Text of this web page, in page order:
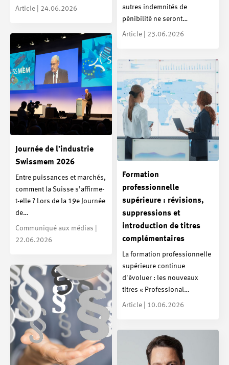
Article | 24.06.2026
autres indemnités de
pénibilité ne seront…
Article | 23.06.2026
Journée de l’industrie
Swissmem 2026
Entre puissances et marchés,
comment la Suisse s’affirme-
t-elle ? Lors de la 19e Journée
de…
Communiqué aux médias |
22.06.2026
Formation
professionnelle
supérieure : révisions,
suppressions et
introduction de titres
complémentaires
La formation professionnelle
supérieure continue
d'évoluer : les nouveaux
titres « Professional…
Article | 10.06.2026